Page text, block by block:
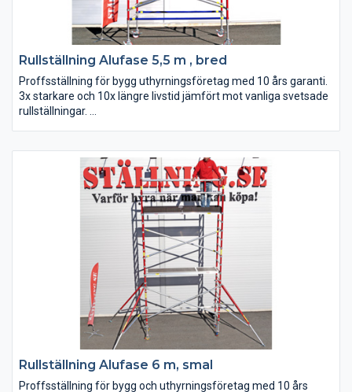
Rullställning Alufase 5,5 m , bred
Proffsställning för bygg uthyrningsföretag med 10 års garanti.
3x starkare och 10x längre livstid jämfört mot vanliga svetsade
rullställningar.
Rullställning Alufase 6 m, smal
Proffsställning för bygg och uthyrningsföretag med 10 års